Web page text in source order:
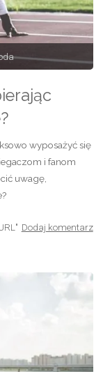
wyposażyć się
i fanom
uwagę,
Dodaj komentarz